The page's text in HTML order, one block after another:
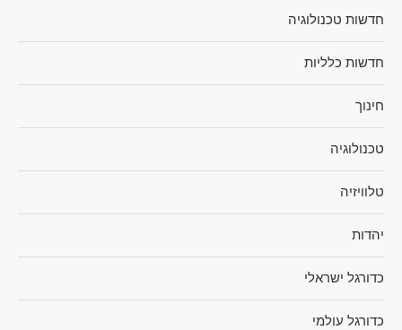
חדשות טכנולוגיה
חדשות כלליות
חינוך
טכנולוגיה
טלוויזיה
יהדות
כדורגל ישראלי
כדורגל עולמי